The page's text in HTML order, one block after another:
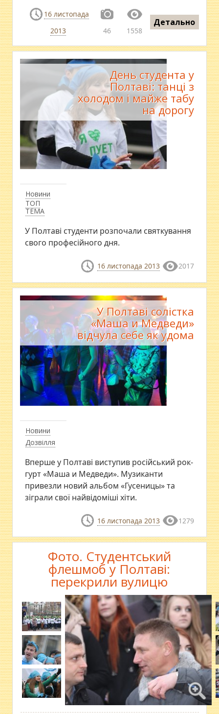
16 листопада
2013
46 1558
Детально
Новини
ТОП
ТЕМА
День студента у
Полтаві: танці з
холодом і майже табу
на дорогу
У Полтаві студенти розпочали святкування
свого професійного дня.
16 листопада 2013 2017
Новини
Дозвілля
У Полтаві солістка
«Маша и Медведи»
відчула себе як удома
Вперше у Полтаві виступив російський рок-
гурт «Маша и Медведи». Музиканти
привезли новий альбом «Гусеницы» та
зіграли свої найвідоміші хіти.
16 листопада 2013 1279
Фото. Студентський
флешмоб у Полтаві:
перекрили вулицю